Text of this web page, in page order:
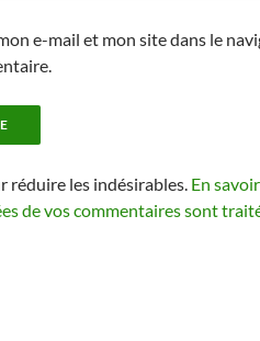
e-mail et mon site dans le
réduire les indésirables. En
de vos commentaires sont